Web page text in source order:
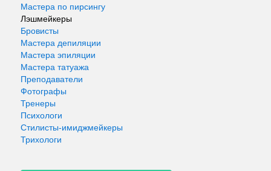
Мастера по пирсингу
Лэшмейкеры
Бровисты
Мастера депиляции
Мастера эпиляции
Мастера татуажа
Преподаватели
Фотографы
Тренеры
Психологи
Стилисты-имиджмейкеры
Трихологи